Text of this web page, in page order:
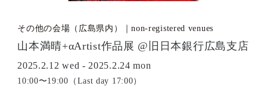
その他の会場（広島県内）｜non-registered venues
山本満晴+αArtist作品展 @旧日本銀行広島支店
2025.2.12 wed - 2025.2.24 mon
10:00〜19:00（Last day 17:00）